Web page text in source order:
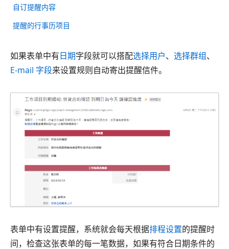
自订提醒内容
提醒的行事历项目
如果表单中有日期字段就可以搭配选择用户、 选择群组、
E-mail 字段来设置规则自动寄出提醒信件。
表单中有设置提醒，系统就会每天根据排程设置的提醒时
间，检查这张表单的每一笔数据，如果有符合日期条件的